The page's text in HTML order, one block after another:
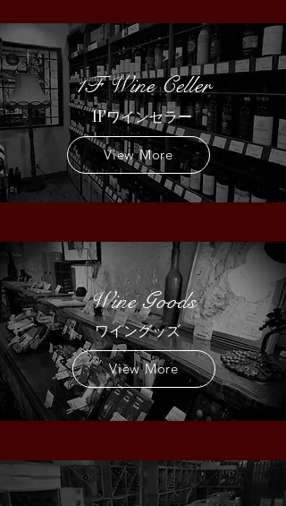
1F Wine Celler
View More
1Fワインセラー
Wine Goods
View More
ワイングッズ